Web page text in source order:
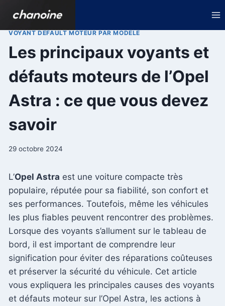
contenu
VOYANT DEFAULT MOTEUR PAR MODELE
Les principaux voyants et
défauts moteurs de l’Opel
Astra : ce que vous devez
savoir
29 octobre 2024
L’Opel Astra est une voiture compacte très
populaire, réputée pour sa fiabilité, son confort et
ses performances. Toutefois, même les véhicules
les plus fiables peuvent rencontrer des problèmes.
Lorsque des voyants s’allument sur le tableau de
bord, il est important de comprendre leur
signification pour éviter des réparations coûteuses
et préserver la sécurité du véhicule. Cet article
vous expliquera les principales causes des voyants
et défauts moteur sur l’Opel Astra, les actions à